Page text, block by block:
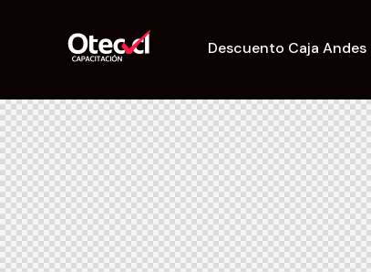
Descuento Caja Andes
Home Creación de OTEC